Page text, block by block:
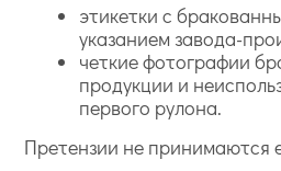
этикетки с
указанием завода-
четкие фотографии
продукции и
первого рулона.
Претензии не принимаются